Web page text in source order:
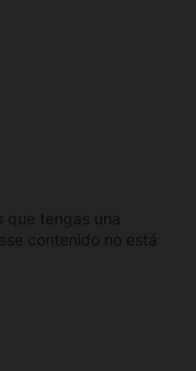
que tengas una
contenido no está